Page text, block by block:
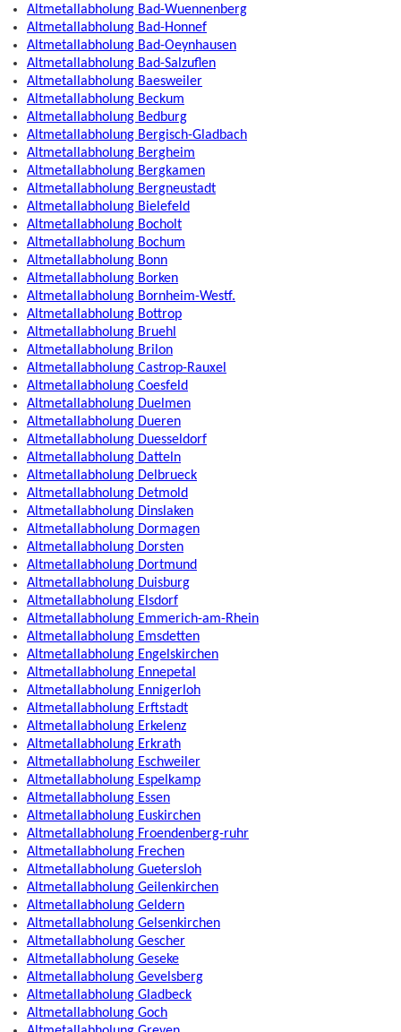
Altmetallabholung Bad-Wuennenberg
Altmetallabholung Bad-Honnef
Altmetallabholung Bad-Oeynhausen
Altmetallabholung Bad-Salzuflen
Altmetallabholung Baesweiler
Altmetallabholung Beckum
Altmetallabholung Bedburg
Altmetallabholung Bergisch-Gladbach
Altmetallabholung Bergheim
Altmetallabholung Bergkamen
Altmetallabholung Bergneustadt
Altmetallabholung Bielefeld
Altmetallabholung Bocholt
Altmetallabholung Bochum
Altmetallabholung Bonn
Altmetallabholung Borken
Altmetallabholung Bornheim-Westf.
Altmetallabholung Bottrop
Altmetallabholung Bruehl
Altmetallabholung Brilon
Altmetallabholung Castrop-Rauxel
Altmetallabholung Coesfeld
Altmetallabholung Duelmen
Altmetallabholung Dueren
Altmetallabholung Duesseldorf
Altmetallabholung Datteln
Altmetallabholung Delbrueck
Altmetallabholung Detmold
Altmetallabholung Dinslaken
Altmetallabholung Dormagen
Altmetallabholung Dorsten
Altmetallabholung Dortmund
Altmetallabholung Duisburg
Altmetallabholung Elsdorf
Altmetallabholung Emmerich-am-Rhein
Altmetallabholung Emsdetten
Altmetallabholung Engelskirchen
Altmetallabholung Ennepetal
Altmetallabholung Ennigerloh
Altmetallabholung Erftstadt
Altmetallabholung Erkelenz
Altmetallabholung Erkrath
Altmetallabholung Eschweiler
Altmetallabholung Espelkamp
Altmetallabholung Essen
Altmetallabholung Euskirchen
Altmetallabholung Froendenberg-ruhr
Altmetallabholung Frechen
Altmetallabholung Guetersloh
Altmetallabholung Geilenkirchen
Altmetallabholung Geldern
Altmetallabholung Gelsenkirchen
Altmetallabholung Gescher
Altmetallabholung Geseke
Altmetallabholung Gevelsberg
Altmetallabholung Gladbeck
Altmetallabholung Goch